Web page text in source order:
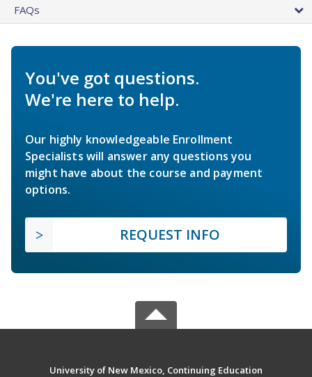
FAQs
You've got questions.
We're here to help.
Our highly knowledgeable Enrollment
Specialists will answer any questions you
might have about the course and payment
options.
REQUEST INFO
University of New Mexico, Continuing Education